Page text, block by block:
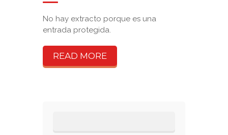
No hay extracto porque es una
entrada protegida.
READ MORE